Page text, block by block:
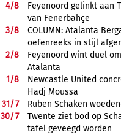
4/8
Feyenoord gelinkt aan
van Fenerbahçe
3/8
COLUMN: Atalanta
oefenreeks in stijl
2/8
Feyenoord wint duel
Atalanta
1/8
Newcastle United
Hadj Moussa
31/7
Ruben Schaken
30/7
Twente ziet bod op
tafel geveegd worden